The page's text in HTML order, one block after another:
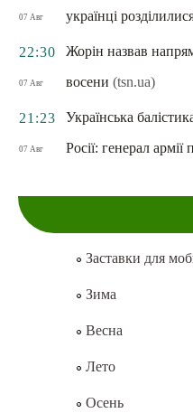
07 Авг
українці
22:30
07 Авг
Жорін назвав
восени (tsn.ua)
21:23
07 Авг
Українська
Росії: генерал
Заставки для
Зима
Весна
Лето
Осень